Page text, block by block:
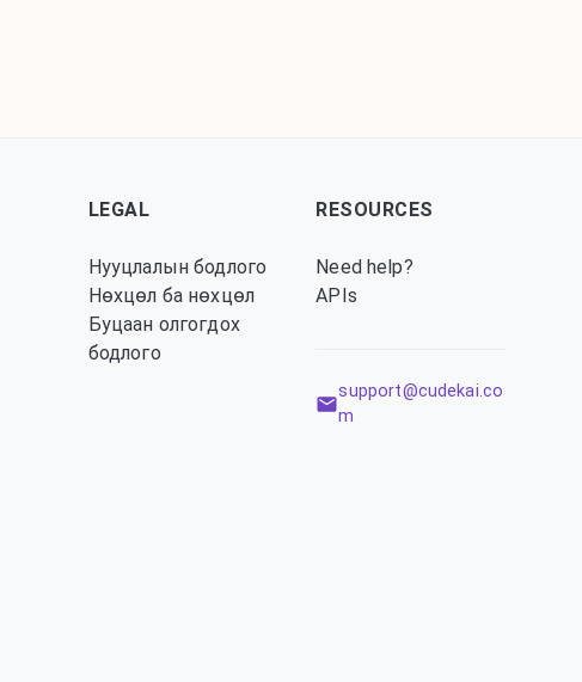
LEGAL
Нууцлалын бодлого
Нөхцөл ба нөхцөл
Буцаан олгогдох
бодлого
RESOURCES
Need help?
APIs
support@cudekai.co
m